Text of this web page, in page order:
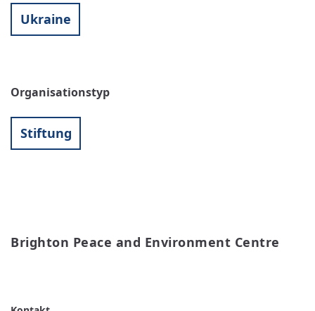
Ukraine
Organisationstyp
Stiftung
Brighton Peace and Environment Centre